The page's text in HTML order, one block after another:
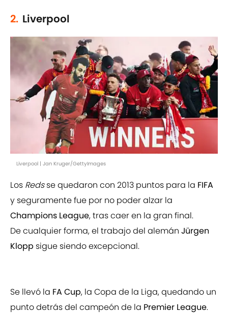
2. Liverpool
Liverpool | Jan Kruger/GettyImages
Los Redsse quedaron con 2013 puntos para la FIFA
y seguramente fue por no poder alzar la
Champions League, tras caer en la gran final.
De cualquier forma, el trabajo del alemán Jürgen
Klopp sigue siendo excepcional.
Se llevó la FA Cup, la Copa de la Liga, quedando un
punto detrás del campeón de la Premier League.